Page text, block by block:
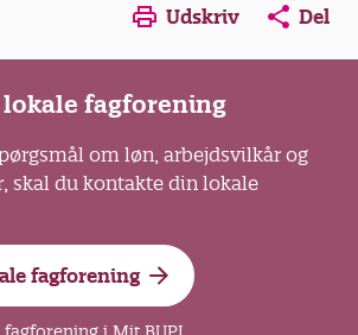
Opens in a new window
Opens in a new
Opens in
Udskriv Del
fagforening
om løn, arbejdsvilkår og
skal du kontakte din lokale
fagforening